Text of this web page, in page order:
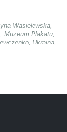
Wasielewska,
, Muzeum Plakatu,
Ukraina